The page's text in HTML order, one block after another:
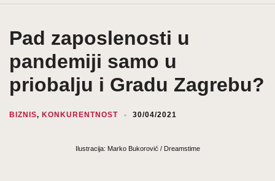
Pad zaposlenosti u
pandemiji samo u
priobalju i Gradu Zagrebu?
BIZNIS, KONKURENTNOST 30/04/2021
Ilustracija: Marko Bukorović / Dreamstime